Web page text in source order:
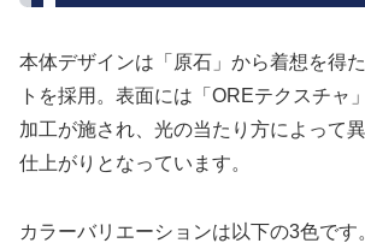
本体デザインは「原石」から着想を得
トを採用。表面には「OREテクスチャ
加工が施され、光の当たり方によって
仕上がりとなっています。
カラーバリエーションは以下の3色です